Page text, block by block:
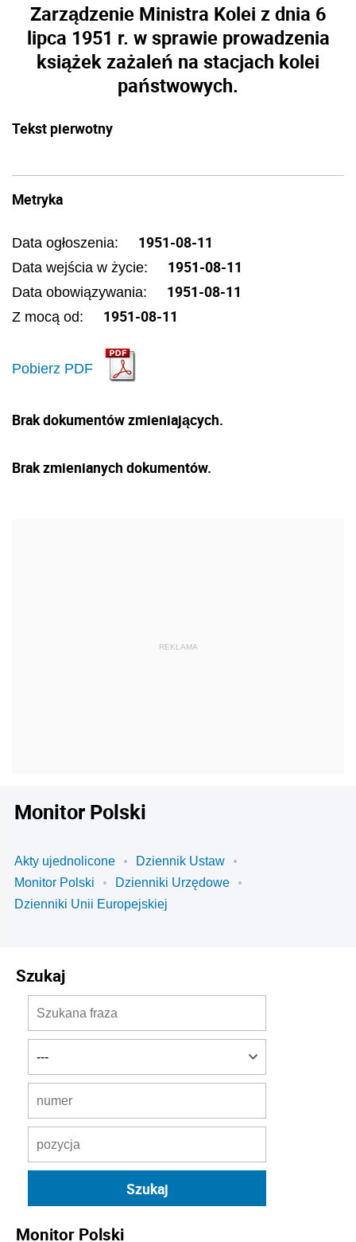
Zarządzenie Ministra Kolei z dnia 6
lipca 1951 r. w sprawie prowadzenia
książek zażaleń na stacjach kolei
państwowych.
Tekst pierwotny
Metryka
Data ogłoszenia: 1951-08-11
Data wejścia w życie: 1951-08-11
Data obowiązywania: 1951-08-11
Z mocą od: 1951-08-11
Pobierz PDF
Brak dokumentów zmieniających.
Brak zmienianych dokumentów.
Monitor Polski
Akty ujednolicone
Dziennik Ustaw
Monitor Polski
Dzienniki Urzędowe
Dzienniki Unii Europejskiej
Szukaj
Monitor Polski